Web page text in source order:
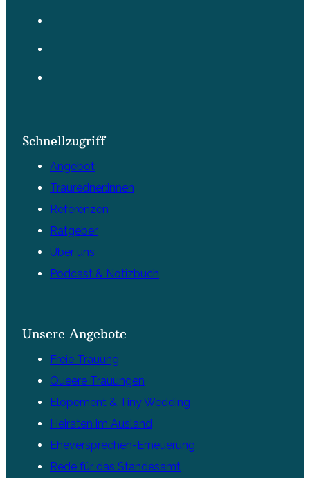
Schnellzugriff
Angebot
Trauredner:innen
Referenzen
Ratgeber
Über uns
Podcast & Notizbuch
Unsere Angebote
Freie Trauung
Queere Trauungen
Elopement & Tiny Wedding
Heiraten im Ausland
Eheversprechen-Erneuerung
Rede für das Standesamt